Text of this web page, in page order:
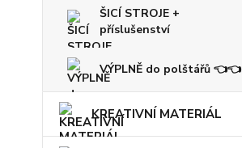
ŠICÍ STROJE +
příslušenství
VÝPLNĚ do polštářů 👈👈
KREATIVNÍ MATERIÁL